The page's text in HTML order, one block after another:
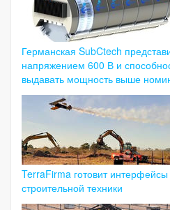
Германская SubCtech
напряжением 600 В и
выдавать мощность выше
TerraFirma готовит
строительной техники